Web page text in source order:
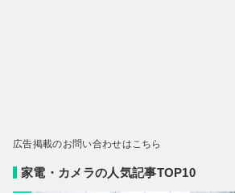
広告掲載のお問い合わせはこちら
家電・カメラの人気記事TOP10